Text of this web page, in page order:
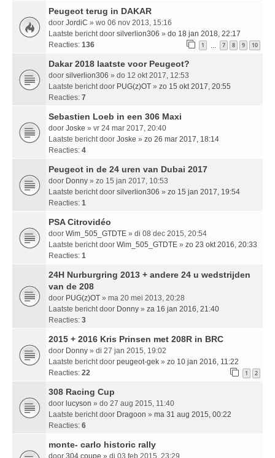
Peugeot terug in DAKAR
door JordiC » wo 06 nov 2013, 15:16
Laatste bericht door silverlion306 » do 18 jan 2018, 22:17
Reacties: 136 1 … 7 8 9 10
Dakar 2018 laatste voor Peugeot?
door silverlion306 » do 12 okt 2017, 12:53
Laatste bericht door PUG(z)OT » zo 15 okt 2017, 20:55
Reacties: 7
Sebastien Loeb in een 306 Maxi
door Joske » vr 24 mar 2017, 20:40
Laatste bericht door Joske » zo 26 mar 2017, 18:14
Reacties: 4
Peugeot in de 24 uren van Dubai 2017
door Donny » zo 15 jan 2017, 10:53
Laatste bericht door silverlion306 » zo 15 jan 2017, 19:54
Reacties: 1
PSA Citrovidéo
door Wim_505_GTDTE » di 08 dec 2015, 20:54
Laatste bericht door Wim_505_GTDTE » zo 23 okt 2016, 20:33
Reacties: 1
24H Nurburgring 2013 + andere 24 u wedstrijden
van de 208
door PUG(z)OT » ma 20 mei 2013, 20:28
Laatste bericht door Donny » za 16 jan 2016, 21:40
Reacties: 3
2015 + 2016 Kris Prinsen met 208R in BRC
door Donny » di 27 jan 2015, 19:02
Laatste bericht door peugeot-gek » zo 10 jan 2016, 11:22
Reacties: 22 1 2
308 Racing Cup
door lucyson » do 27 aug 2015, 11:40
Laatste bericht door Dragoon » ma 31 aug 2015, 00:22
Reacties: 6
monte- carlo historic rally